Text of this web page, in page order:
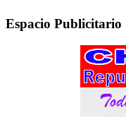
Espacio Publicitario